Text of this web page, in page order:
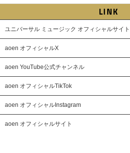
LINK
ユニバーサル ミュージック オフィシャルサイト
aoen オフィシャルX
aoen YouTube公式チャンネル
aoen オフィシャルTikTok
aoen オフィシャルInstagram
aoen オフィシャルサイト